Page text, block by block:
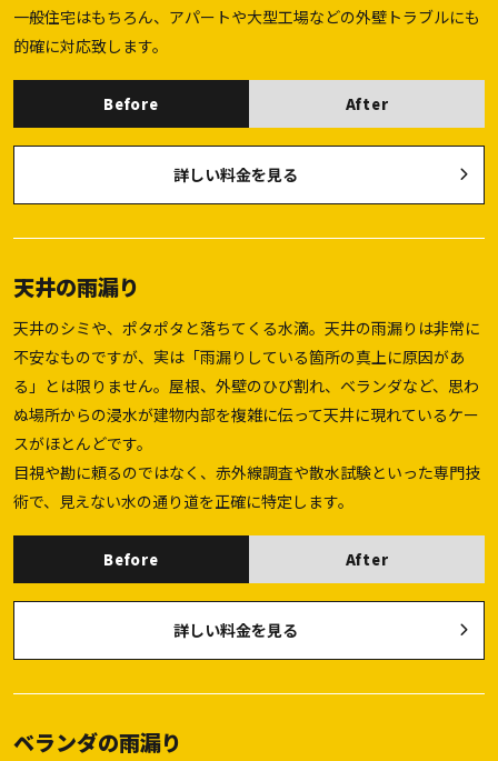
一般住宅はもちろん、アパートや大型工場などの外壁トラブルにも
的確に対応致します。
Before After
詳しい料金を見る
天井の雨漏り
天井のシミや、ポタポタと落ちてくる水滴。天井の雨漏りは非常に
不安なものですが、実は「雨漏りしている箇所の真上に原因があ
る」とは限りません。屋根、外壁のひび割れ、ベランダなど、思わ
ぬ場所からの浸水が建物内部を複雑に伝って天井に現れているケー
スがほとんどです。
目視や勘に頼るのではなく、赤外線調査や散水試験といった専門技
術で、見えない水の通り道を正確に特定します。
Before After
詳しい料金を見る
ベランダの雨漏り